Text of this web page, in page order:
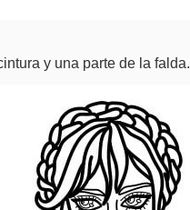
y una parte de la falda.